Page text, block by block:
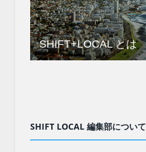
SHIFT+LOCAL とは
SHIFT LOCAL 編集部について